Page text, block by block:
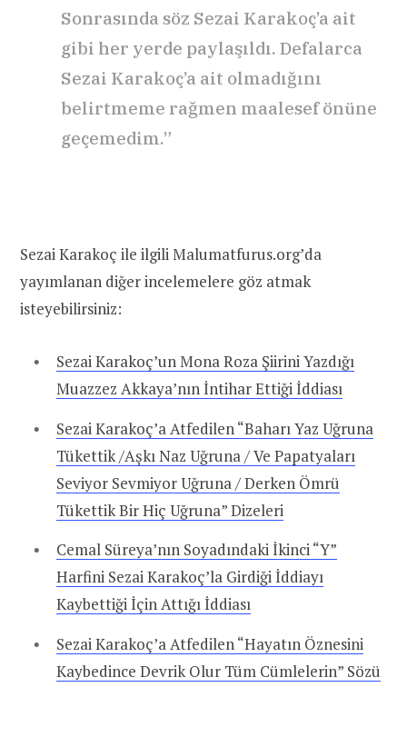
Sonrasında söz Sezai Karakoç’a ait
gibi her yerde paylaşıldı. Defalarca
Sezai Karakoç’a ait olmadığını
belirtmeme rağmen maalesef önüne
geçemedim.”
Sezai Karakoç ile ilgili Malumatfurus.org’da
yayımlanan diğer incelemelere göz atmak
isteyebilirsiniz:
Sezai Karakoç’un Mona Roza Şiirini Yazdığı
Muazzez Akkaya’nın İntihar Ettiği İddiası
Sezai Karakoç’a Atfedilen “Baharı Yaz Uğruna
Tükettik /Aşkı Naz Uğruna / Ve Papatyaları
Seviyor Sevmiyor Uğruna / Derken Ömrü
Tükettik Bir Hiç Uğruna” Dizeleri
Cemal Süreya’nın Soyadındaki İkinci “Y”
Harfini Sezai Karakoç’la Girdiği İddiayı
Kaybettiği İçin Attığı İddiası
Sezai Karakoç’a Atfedilen “Hayatın Öznesini
Kaybedince Devrik Olur Tüm Cümlelerin” Sözü